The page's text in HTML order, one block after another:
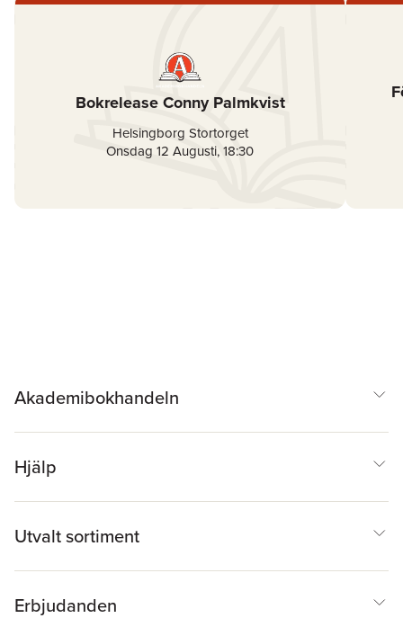
Bokrelease Conny Palmkvist
Helsingborg Stortorget
Onsdag 12 Augusti,18:30
Akademibokhandeln
Hjälp
Utvalt sortiment
Erbjudanden